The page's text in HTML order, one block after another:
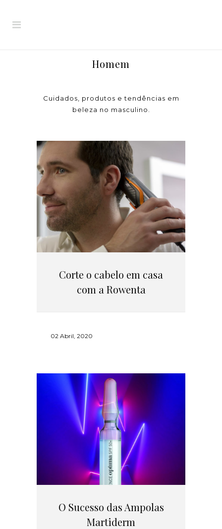
Homem
Cuidados, produtos e tendências em
beleza no masculino.
Corte o cabelo em casa
com a Rowenta
02 Abril, 2020
O Sucesso das Ampolas
Martiderm